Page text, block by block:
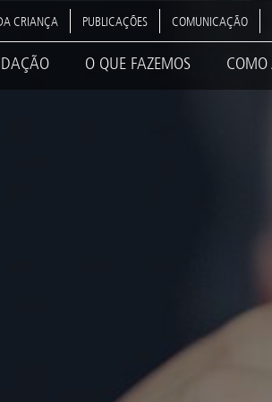
CRIANÇA PUBLICAÇÕES COMUNICAÇÃO
O QUE FAZEMOS